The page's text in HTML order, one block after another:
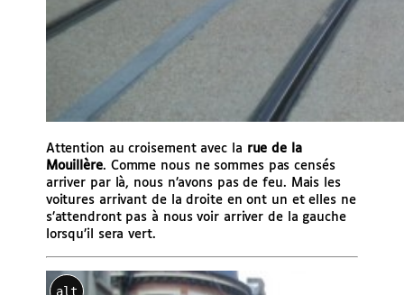
Attention au croisement avec la rue de la
Mouillère. Comme nous ne sommes pas censés
arriver par là, nous n’avons pas de feu. Mais les
voitures arrivant de la droite en ont un et elles ne
s’attendront pas à nous voir arriver de la gauche
lorsqu’il sera vert.
alt